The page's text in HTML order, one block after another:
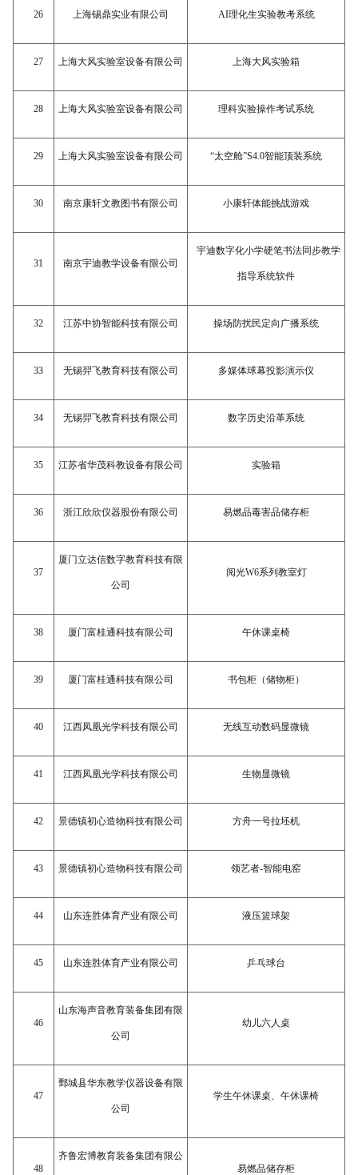
26 上海锡鼎实业有限公司 AI理化生实验教考系统
27 上海大风实验室设备有限公司 上海大风实验箱
28 上海大风实验室设备有限公司 理科实验操作考试系统
29 上海大风实验室设备有限公司 “太空舱”S4.0智能顶装系统
30 南京康轩文教图书有限公司 小康轩体能挑战游戏
31 南京宇迪教学设备有限公司
宇迪数字化小学硬笔书法同步教学
指导系统软件
32 江苏中协智能科技有限公司 操场防扰民定向广播系统
33 无锡羿飞教育科技有限公司 多媒体球幕投影演示仪
34 无锡羿飞教育科技有限公司 数字历史沿革系统
35 江苏省华茂科教设备有限公司 实验箱
36 浙江欣欣仪器股份有限公司 易燃品毒害品储存柜
37
厦门立达信数字教育科技有限
公司
阅光W6系列教室灯
38 厦门富桂通科技有限公司 午休课桌椅
39 厦门富桂通科技有限公司 书包柜（储物柜）
40 江西凤凰光学科技有限公司 无线互动数码显微镜
41 江西凤凰光学科技有限公司 生物显微镜
42 景德镇初心造物科技有限公司 方舟一号拉坯机
43 景德镇初心造物科技有限公司 领艺者-智能电窑
44 山东连胜体育产业有限公司 液压篮球架
45 山东连胜体育产业有限公司 乒乓球台
46
山东海声音教育装备集团有限
公司
幼儿六人桌
47
鄄城县华东教学仪器设备有限
公司
学生午休课桌、午休课椅
48
齐鲁宏博教育装备集团有限公
易燃品储存柜